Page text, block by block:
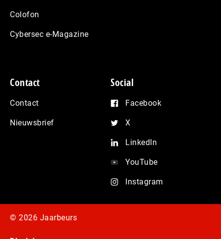
Colofon
Cybersec e-Magazine
Contact
Contact
Nieuwsbrief
Social
Facebook
X
LinkedIn
YouTube
Instagram
© 2026 Jaarbeurs